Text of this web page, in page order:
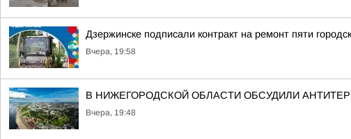
Дзержинске подписали контракт на ремонт пяти
Вчера, 19:58
В НИЖЕГОРОДСКОЙ ОБЛАСТИ ОБСУДИЛИ
Вчера, 19:48